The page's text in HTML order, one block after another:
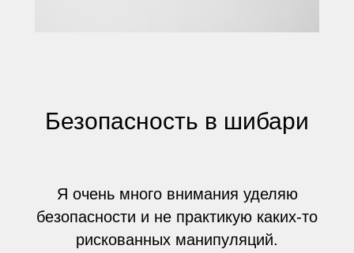
Безопасность в шибари
Я очень много внимания уделяю
безопасности и не практикую каких-то
рискованных манипуляций.